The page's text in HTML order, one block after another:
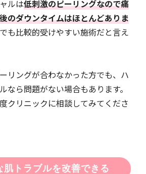
ルは低刺激のピーリングなので痛
のダウンタイムはほとんどありま
も比較的受けやすい施術だと言え
リングが合わなかった方でも、ハ
なら問題がない場合もあります。
クリニックに相談してみてくださ
肌トラブルを改善できる